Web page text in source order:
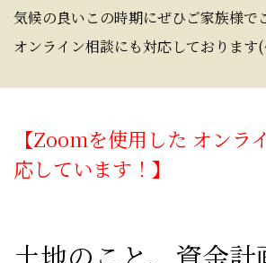
気候の良いこの時期にぜひご家族様で
オンライン相談にも対応しております
【Zoomを使用した オンラ
応しています！】